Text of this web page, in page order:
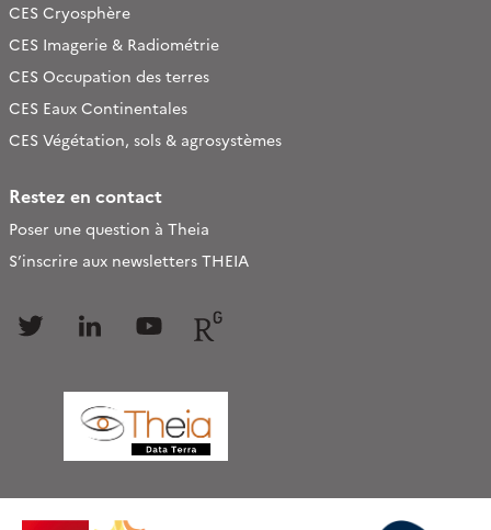
CES Cryosphère
CES Imagerie & Radiométrie
CES Occupation des terres
CES Eaux Continentales
CES Végétation, sols & agrosystèmes
Restez en contact
Poser une question à Theia
S’inscrire aux newsletters THEIA
Follow Follow